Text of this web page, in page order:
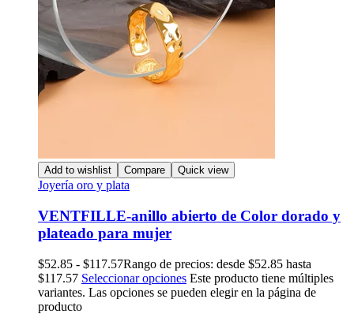
Add to wishlist Compare Quick view
Joyería oro y plata
VENTFILLE-anillo abierto de Color dorado y
plateado para mujer
$52.85 - $117.57Rango de precios: desde $52.85 hasta
$117.57 Seleccionar opciones Este producto tiene múltiples
variantes. Las opciones se pueden elegir en la página de
producto